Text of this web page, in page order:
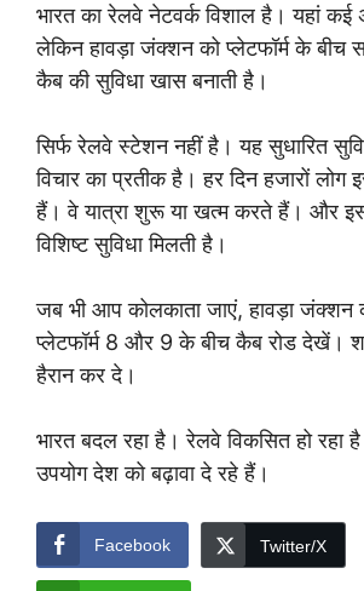
भारत का रेलवे नेटवर्क विशाल है। यहां कई
लेकिन हावड़ा जंक्शन को प्लेटफॉर्म के
कैब की सुविधा खास बनाती है।
सिर्फ रेलवे स्टेशन नहीं है। यह सुधारित
विचार का प्रतीक है। हर दिन हजारों
हैं। वे यात्रा शुरू या खत्म करते हैं। और इस
विशिष्ट सुविधा मिलती है।
जब भी आप कोलकाता जाएं, हावड़ा
प्लेटफॉर्म 8 और 9 के बीच कैब रोड देखें।
हैरान कर दे।
भारत बदल रहा है। रेलवे विकसित हो रहा
उपयोग देश को बढ़ावा दे रहे हैं।
Facebook Twitter/X